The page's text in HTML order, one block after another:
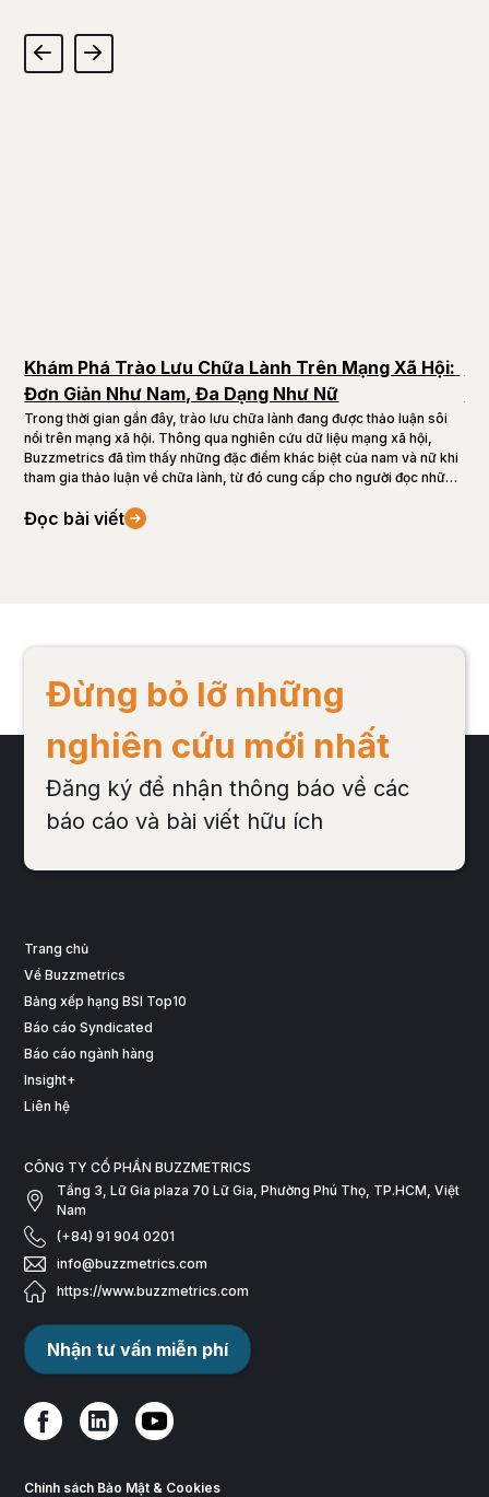
Khám Phá Trào Lưu Chữa Lành Trên Mạng Xã Hội:
Đơn Giản Như Nam, Đa Dạng Như Nữ
Trong thời gian gần đây, trào lưu chữa lành đang được thảo luận sôi
nổi trên mạng xã hội. Thông qua nghiên cứu dữ liệu mạng xã hội,
Buzzmetrics đã tìm thấy những đặc điểm khác biệt của nam và nữ khi
tham gia thảo luận về chữa lành, từ đó cung cấp cho người đọc những
Đọc bài viết
Đừng bỏ lỡ những
nghiên cứu mới nhất
Đăng ký để nhận thông báo về các
báo cáo và bài viết hữu ích
Trang chủ
Về Buzzmetrics
Bảng xếp hạng BSI Top10
Báo cáo Syndicated
Báo cáo ngành hàng
Insight+
Liên hệ
CÔNG TY CỔ PHẦN BUZZMETRICS
Tầng 3, Lữ Gia plaza 70 Lữ Gia, Phường Phú Thọ, TP.HCM, Việt
Nam
(+84) 91 904 0201
info@buzzmetrics.com
https://www.buzzmetrics.com
Nhận tư vấn miễn phí
Chính sách Bảo Mật & Cookies